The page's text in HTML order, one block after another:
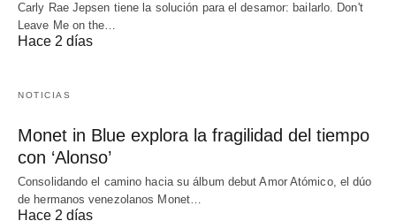
Carly Rae Jepsen tiene la solución para el desamor: bailarlo. Don't
Leave Me on the…
Hace 2 días
NOTICIAS
Monet in Blue explora la fragilidad del tiempo
con ‘Alonso’
Consolidando el camino hacia su álbum debut Amor Atómico, el dúo
de hermanos venezolanos Monet…
Hace 2 días